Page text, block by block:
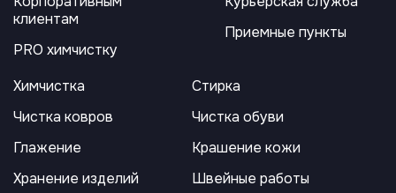
клиентам
PRO химчистку
Приемные пункты
Химчистка
Чистка ковров
Глажение
Хранение изделий
Стирка
Чистка обуви
Крашение кожи
Швейные работы